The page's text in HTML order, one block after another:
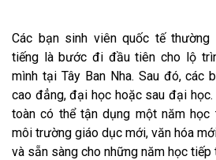
Các bạn sinh viên quốc tế thường
tiếng là bước đi đầu tiên cho lộ
mình tại Tây Ban Nha. Sau đó, các
cao đẳng, đại học hoặc sau đại học.
toàn có thể tận dụng một năm
môi trường giáo dục mới, văn hóa
và sẵn sàng cho những năm học tiếp